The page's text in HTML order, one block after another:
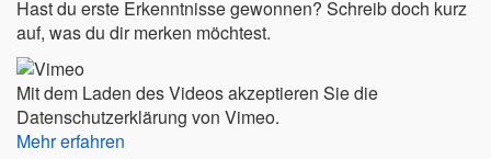
Hast du erste Erkenntnisse gewonnen? Schreib doch kurz
auf, was du dir merken möchtest.
Mit dem Laden des Videos akzeptieren Sie die
Datenschutzerklärung von Vimeo.
Mehr erfahren